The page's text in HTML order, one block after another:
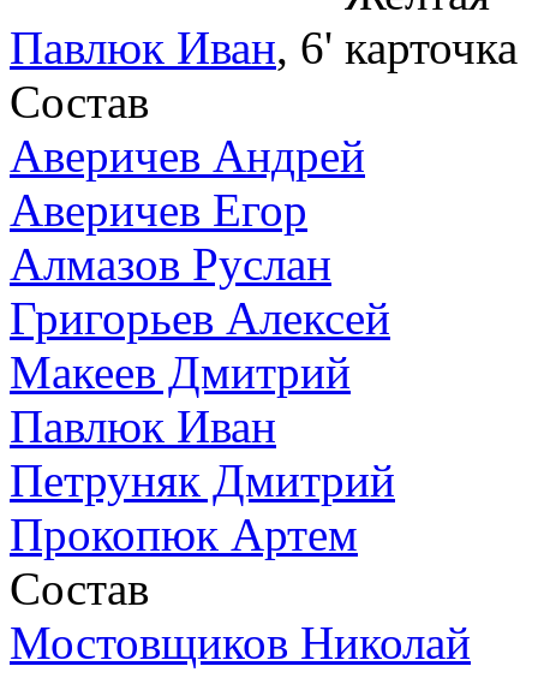
Павлюк Иван, 6'
Состав
Аверичев Андрей
Аверичев Егор
Алмазов Руслан
Григорьев Алексей
Макеев Дмитрий
Павлюк Иван
Петруняк Дмитрий
Прокопюк Артем
Состав
Мостовщиков Николай